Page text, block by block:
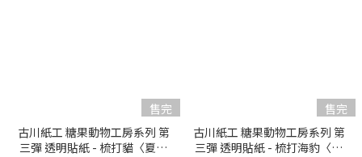
售完
古川紙工 糖果動物工房系列 第
三彈 透明貼紙 - 梳打貓〈夏季
售完
古川紙工 糖果動物工房系列 第
三彈 透明貼紙 - 梳打海豹〈夏